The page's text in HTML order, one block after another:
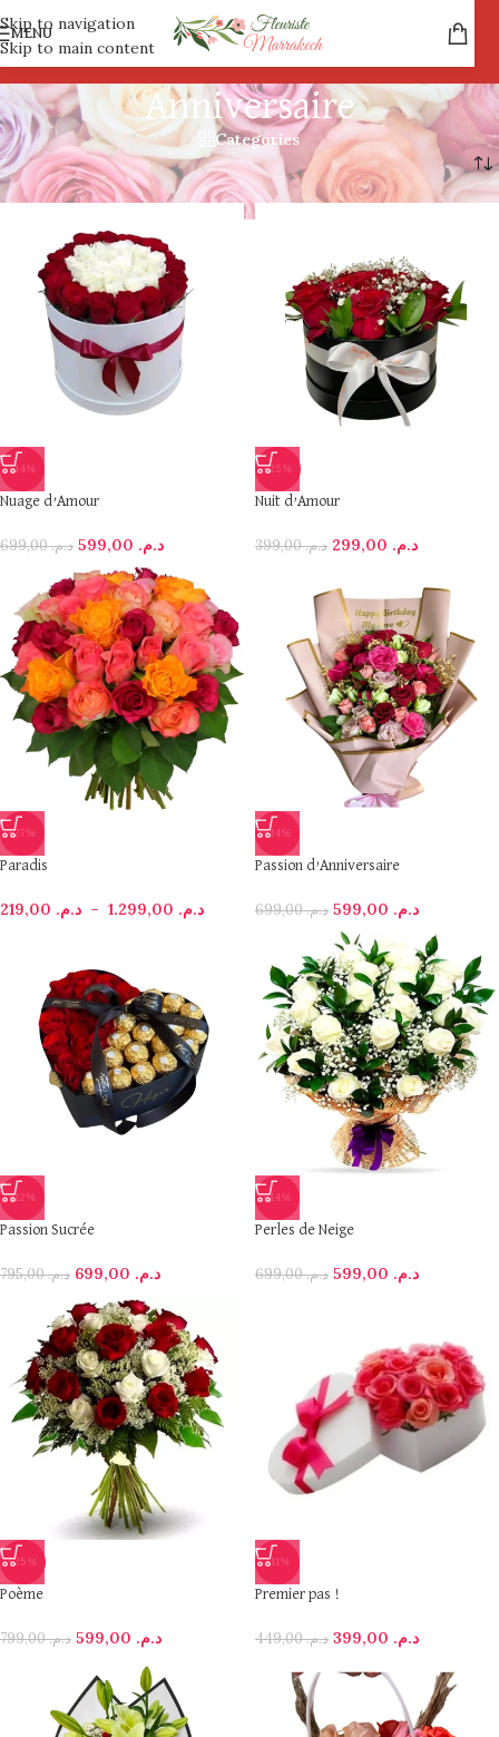
Skip to navigation
Skip to main content
MENU
Anniversaire
Categories
-14%
Nuage d’Amour
د.م.699,00 د.م.
-25%
Nuit d’Amour
د.م.399,00 د.م.
-27%
Paradis
د.م. – د.م.
-14%
Passion d’Anniversaire
د.م.699,00 د.م.
-12%
Passion Sucrée
د.م.795,00 د.م.
-14%
Perles de Neige
د.م.699,00 د.م.
-25%
Poème
د.م.799,00 د.م.
-11%
Premier pas !
د.م.449,00 د.م.